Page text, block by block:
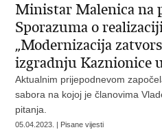
Ministar Malenica na
Sporazuma o
„Modernizacija
izgradnju Kaznionice
Aktualnim prijepodnevom
sabora na kojoj je članovima
pitanja.
05.04.2023. | Pisane vijesti